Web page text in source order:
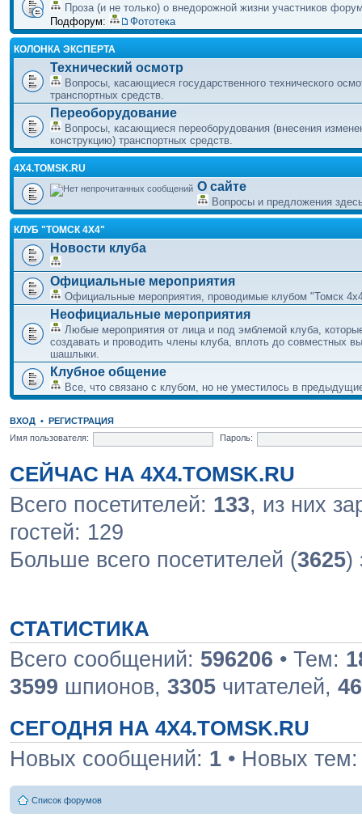
Проза (и не только) о внедорожной жизни участников
Подфорум:
Фототека
КОЛОНКА ЭКСПЕРТА
Технический осмотр
Вопросы, касающиеся государственного технического
транспортных средств.
Переоборудование
Вопросы, касающиеся переоборудования (внесения
конструкцию) транспортных средств.
4X4.TOMSK.RU
О сайте
Вопросы и предложения
КЛУБ "ТОМСК 4X4"
Новости клуба
Официальные мероприятия
Официальные мероприятия, проводимые клубом "Томск
Неофициальные мероприятия
Любые мероприятия от лица и под эмблемой клуба,
создавать и проводить члены клуба, вплоть до совместных
шашлыки.
Клубное общение
Все, что связано с клубом, но не уместилось в
ВХОД • РЕГИСТРАЦИЯ
Имя пользователя:
Пароль:
СЕЙЧАС НА 4X4.TOMSK.RU
Всего посетителей: 133, из них
гостей: 129
Больше всего посетителей (3625)
СТАТИСТИКА
Всего сообщений: 596206 • Тем:
3599 шпионов, 3305 читателей,
СЕГОДНЯ НА 4X4.TOMSK.RU
Новых сообщений: 1 • Новых
Список форумов